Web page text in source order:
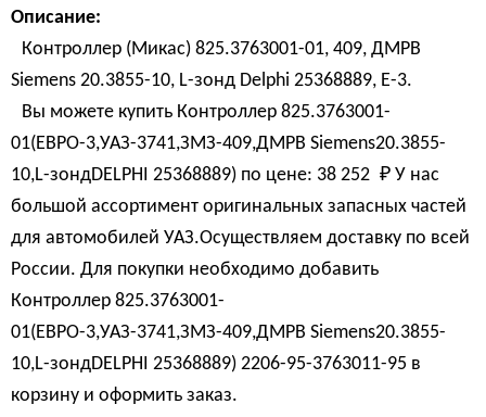
Описание:
Контроллер (Микас) 825.3763001-01, 409, ДМРВ
Siemens 20.3855-10, L-зонд Delphi 25368889, Е-3.
Вы можете купить Контроллер 825.3763001-
01(ЕВРО-3,УАЗ-3741,ЗМЗ-409,ДМРВ Siemens20.3855-
10,L-зондDELPHI 25368889) по цене: 38 252 ₽ У нас
большой ассортимент оригинальных запасных частей
для автомобилей УАЗ.Осуществляем доставку по всей
России. Для покупки необходимо добавить
Контроллер 825.3763001-
01(ЕВРО-3,УАЗ-3741,ЗМЗ-409,ДМРВ Siemens20.3855-
10,L-зондDELPHI 25368889) 2206-95-3763011-95 в
корзину и оформить заказ.